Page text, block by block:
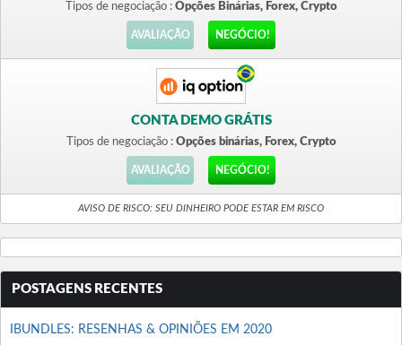
Tipos de negociação : Opções Binárias, Forex, Crypto
AVALIAÇÃO NEGÓCIO!
CONTA DEMO GRÁTIS
Tipos de negociação : Opções binárias, Forex, Crypto
AVALIAÇÃO NEGÓCIO!
AVISO DE RISCO: SEU DINHEIRO PODE ESTAR EM RISCO
POSTAGENS RECENTES
IBUNDLES: RESENHAS & OPINIÕES EM 2020